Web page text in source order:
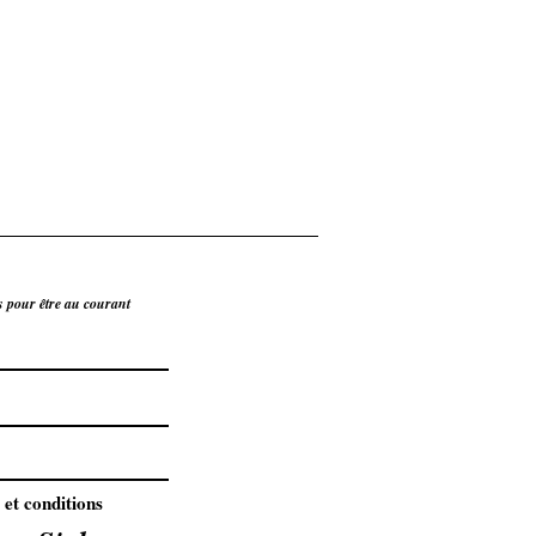
pour être au courant
et conditions